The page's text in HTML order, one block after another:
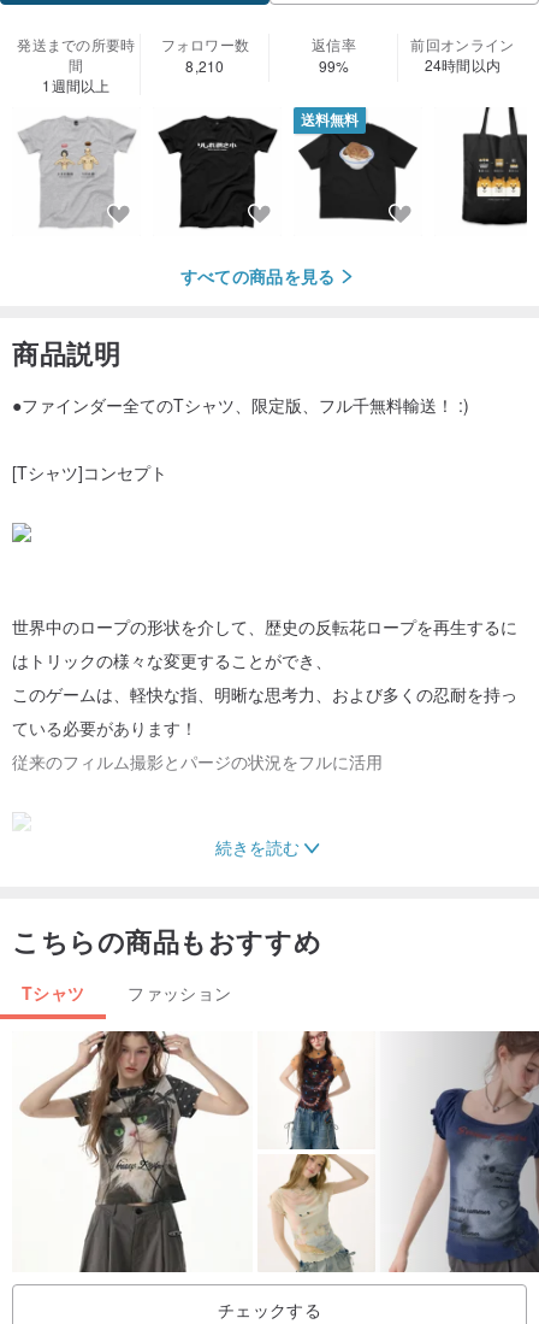
発送までの所要時
間
1週間以上
フォロワー数
8,210
返信率
99%
前回オンライン
24時間以内
送料無料
すべての商品を見る
商品説明
●ファインダー全てのTシャツ、限定版、フル千無料輸送！ :)
[Tシャツ]コンセプト
世界中のロープの形状を介して、歴史の反転花ロープを再生するに
はトリックの様々な変更することができ、
このゲームは、軽快な指、明晰な思考力、および多くの忍耐を持っ
ている必要があります！
従来のフィルム撮影とパージの状況をフルに活用
ムをプレイすることができ、
最も一般的なを再生子供がスター、熱気球、揺動猿を想起させるゴ
ムバンドを取ることです、私は、覚えています
パワフルでは、ロープが遠いの良い思い出を持っている花と一緒に
遊んで、蝶はまた、することができ引っ張ら
子供たちはそれを再生するために存在しないか分からないのです
反転花のロープのゲームからも、人の人格ことを観察することがで
続きを読む
こちらの商品もおすすめ
Tシャツ ファッション
チェックする